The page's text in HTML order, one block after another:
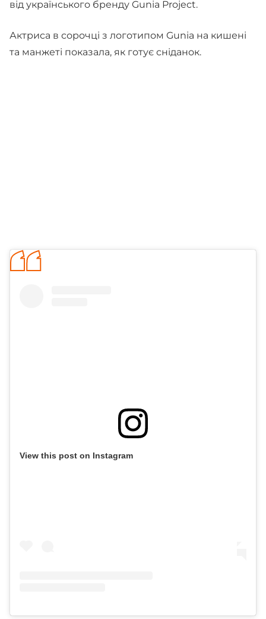
від українського бренду Gunia Project.
Актриса в сорочці з логотипом Gunia на кишені
та манжеті показала, як готує сніданок.
View this post on Instagram